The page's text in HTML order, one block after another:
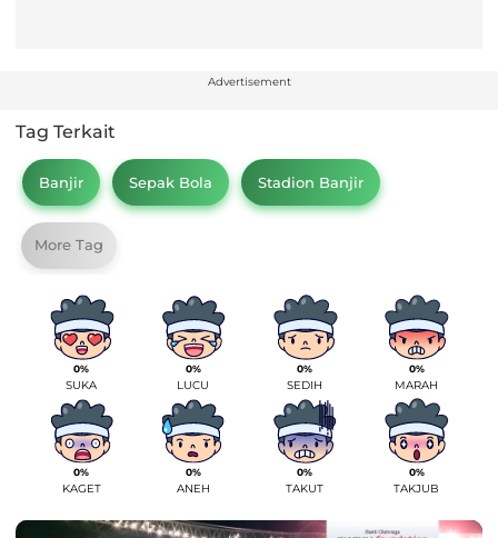
Advertisement
Tag Terkait
Banjir Sepak Bola Stadion Banjir
More Tag
0%
SUKA
0%
LUCU
0%
SEDIH
0%
MARAH
0%
KAGET
0%
ANEH
0%
TAKUT
0%
TAKJUB